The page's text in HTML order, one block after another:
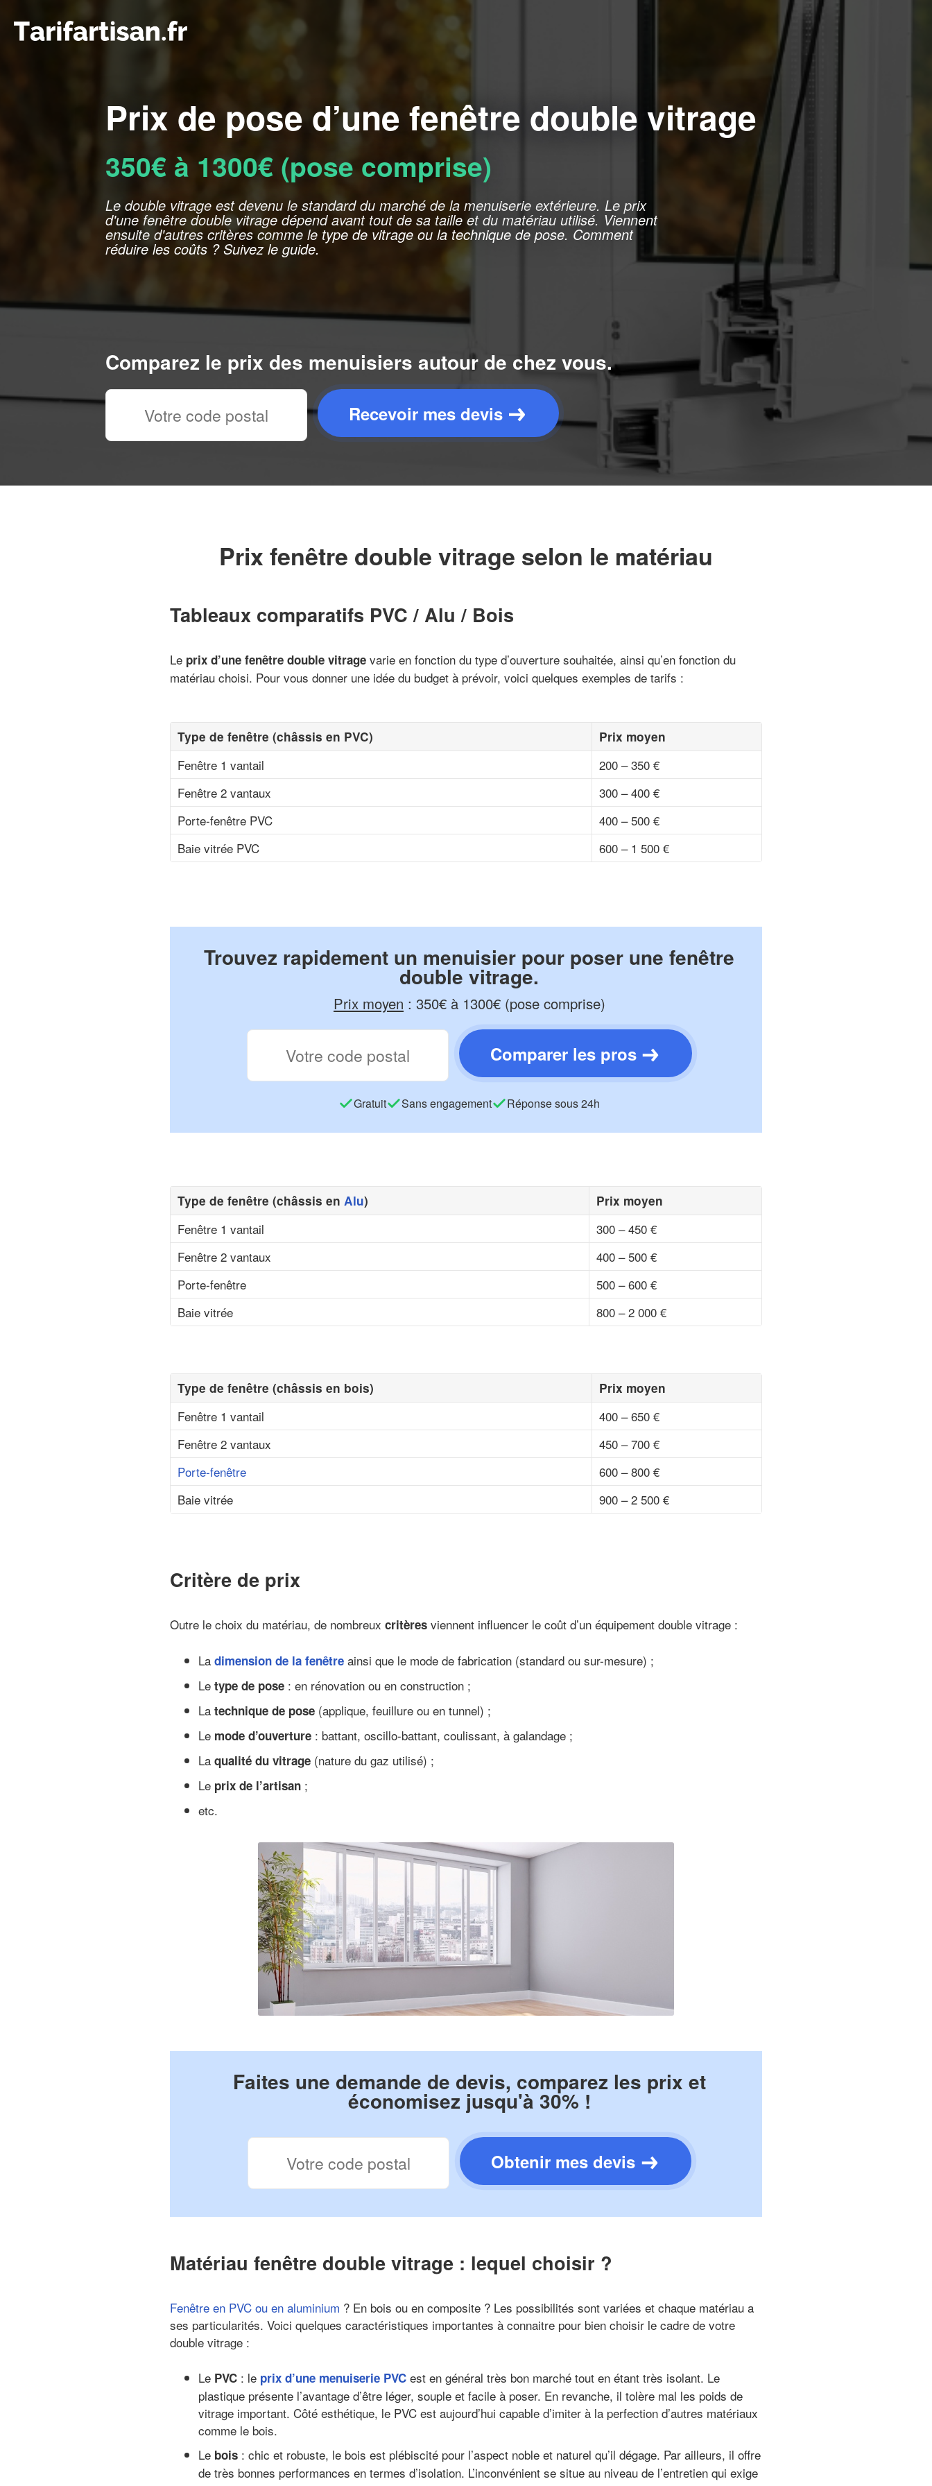
Prix de pose d’une fenêtre double vitrage
350€ à 1300€ (pose comprise)
Le double vitrage est devenu le standard du marché de la menuiserie extérieure. Le prix
d'une fenêtre double vitrage dépend avant tout de sa taille et du matériau utilisé. Viennent
ensuite d'autres critères comme le type de vitrage ou la technique de pose. Comment
réduire les coûts ? Suivez le guide.
Comparez le prix des menuisiers autour de chez vous.
Recevoir mes devis
Prix fenêtre double vitrage selon le matériau
Tableaux comparatifs PVC / Alu / Bois
Le prix d’une fenêtre double vitragevarie en fonction du type d’ouverture souhaitée, ainsi qu’en fonction du
matériau choisi. Pour vous donner une idée du budget à prévoir, voici quelques exemples de tarifs :
Type de fenêtre (châssis en PVC)
Prix moyen
Fenêtre 1 vantail
200 – 350 €
Fenêtre 2 vantaux
300 – 400 €
Porte-fenêtre PVC
400 – 500 €
Baie vitrée PVC
600 – 1 500 €
Trouvez rapidement un menuisier pour poser une fenêtre
double vitrage.
Prix moyen : 350€ à 1300€ (pose comprise)
Comparer les pros
Gratuit Sans engagement Réponse sous 24h
Type de fenêtre (châssis en Alu)
Prix moyen
Fenêtre 1 vantail
300 – 450 €
Fenêtre 2 vantaux
400 – 500 €
Porte-fenêtre
500 – 600 €
Baie vitrée
800 – 2 000 €
Type de fenêtre (châssis en bois)
Prix moyen
Fenêtre 1 vantail
400 – 650 €
Fenêtre 2 vantaux
450 – 700 €
Porte-fenêtre
600 – 800 €
Baie vitrée
900 – 2 500 €
Critère de prix
Outre le choix du matériau, de nombreux critèresviennent influencer le coût d’un équipement double vitrage :
Ladimension de la fenêtre ainsi que le mode de fabrication (standard ou sur-mesure) ;
Le type de pose : en rénovation ou en construction ;
Latechnique de pose (applique, feuillure ou en tunnel) ;
Le mode d’ouverture : battant, oscillo-battant, coulissant, à galandage ;
Laqualité du vitrage (nature du gaz utilisé) ;
Le prix de l’artisan ;
etc.
Faites une demande de devis, comparez les prix et
économisez jusqu'à 30% !
Obtenir mes devis
Matériau fenêtre double vitrage : lequel choisir ?
Fenêtre en PVC ou en aluminium ? En bois ou en composite ? Les possibilités sont variées et chaque matériau a
ses particularités. Voici quelques caractéristiques importantes à connaitre pour bien choisir le cadre de votre
double vitrage :
Le PVC : le prix d’une menuiserie PVC est en général très bon marché tout en étant très isolant. Le
plastique présente l’avantage d’être léger, souple et facile à poser. En revanche, il tolère mal les poids de
vitrage important. Côté esthétique, le PVC est aujourd’hui capable d’imiter à la perfection d’autres matériaux
comme le bois.
Le bois : chic et robuste, le bois est plébiscité pour l’aspect noble et naturel qu’il dégage. Par ailleurs, il offre
de très bonnes performances en termes d’isolation. L’inconvénient se situe au niveau de l’entretien qui exige